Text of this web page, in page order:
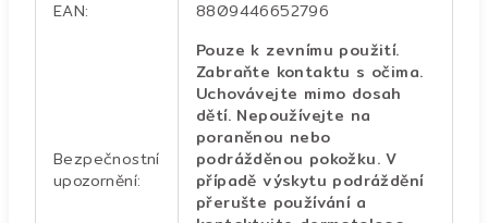
EAN: 8809446652796
Bezpečnostní
upozornění:
Pouze k zevnímu použití.
Zabraňte kontaktu s očima.
Uchovávejte mimo dosah
dětí. Nepoužívejte na
poraněnou nebo
podrážděnou pokožku. V
případě výskytu podráždění
přerušte používání a